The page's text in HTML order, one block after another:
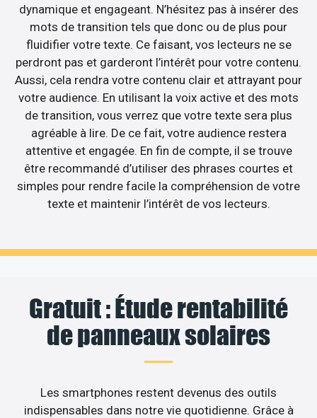
dynamique et engageant. N’hésitez pas à insérer des
mots de transition tels que donc ou de plus pour
fluidifier votre texte. Ce faisant, vos lecteurs ne se
perdront pas et garderont l’intérêt pour votre contenu.
Aussi, cela rendra votre contenu clair et attrayant pour
votre audience. En utilisant la voix active et des mots
de transition, vous verrez que votre texte sera plus
agréable à lire. De ce fait, votre audience restera
attentive et engagée. En fin de compte, il se trouve
être recommandé d’utiliser des phrases courtes et
simples pour rendre facile la compréhension de votre
texte et maintenir l’intérêt de vos lecteurs.
Gratuit : Étude rentabilité
de panneaux solaires
Les smartphones restent devenus des outils
indispensables dans notre vie quotidienne. Grâce à